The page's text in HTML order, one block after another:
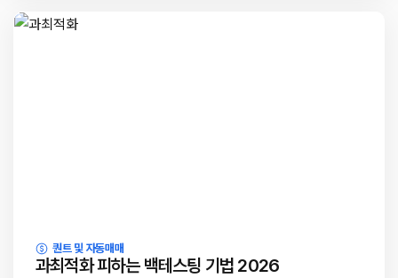
퀀트 및 자동매매
과최적화 피하는 백테스팅 기법 2026